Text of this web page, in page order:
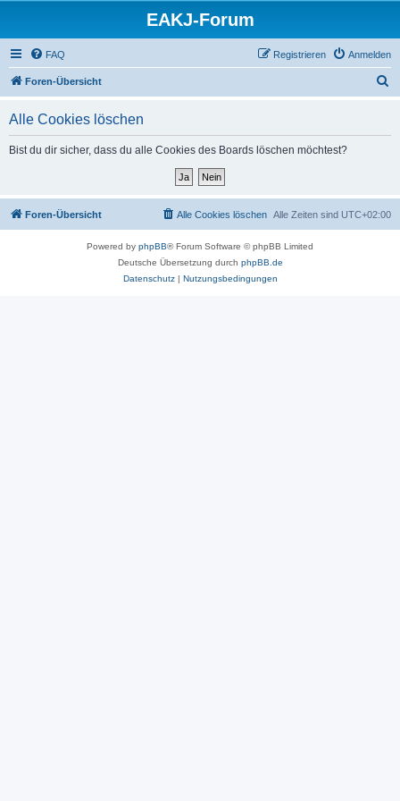
EAKJ-Forum
FAQ Anmelden
Registrieren
Foren-Übersicht
Alle Cookies löschen
Bist du dir sicher, dass du alle Cookies des Boards löschen möchtest?
Foren-Übersicht Alle Zeiten sind UTC+02:00
Alle Cookies löschen
Powered by phpBB® Forum Software © phpBB Limited
Deutsche Übersetzung durch phpBB.de
Datenschutz| Nutzungsbedingungen